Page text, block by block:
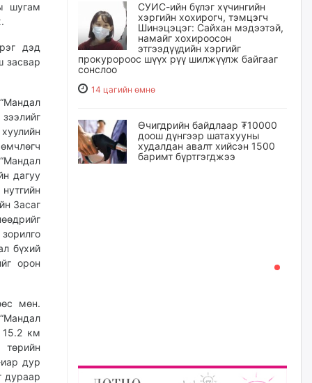
шугам
дэд
засвар
дагуу
Засаг
бүхий
орон
мөн.
15.2 км
дур
дураар
СУИС-ийн бүлэг хүчингийн
хэргийн хохирогч, тэмцэгч
Шинэцэцэг: Сайхан мэдээтэй,
намайг хохироосон
этгээдүүдийн хэргийг
прокуророос шүүх рүү шилжүүлж байгааг
сонслоо
14 цагийн өмнө
Өчигдрийн байдлаар ₮10000
доош дүнгээр шатахууны
худалдан авалт хийсэн 1500
баримт бүртгэгджээ